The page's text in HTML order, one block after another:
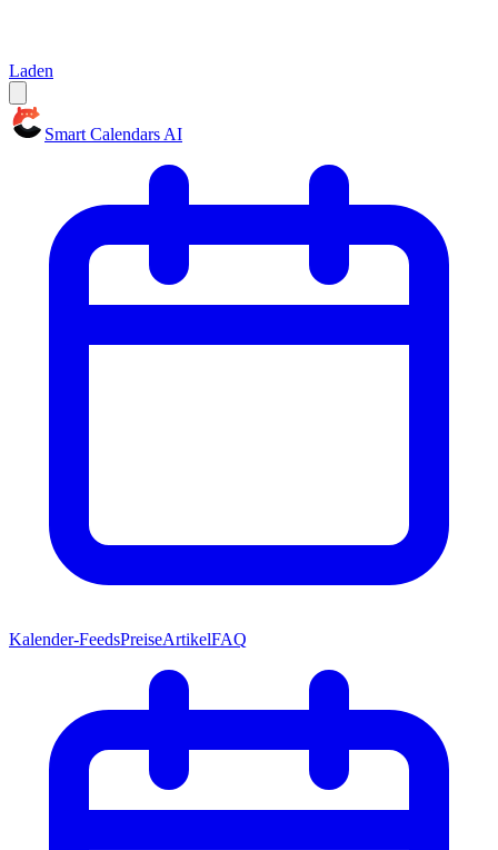
Laden
Smart Calendars AI
Kalender-FeedsPreiseArtikelFAQ